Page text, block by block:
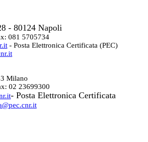
- 80124 Napoli
081 5705734
- Posta Elettronica Certificata (PEC)
Milano
02 23699300
- Posta Elettronica Certificata